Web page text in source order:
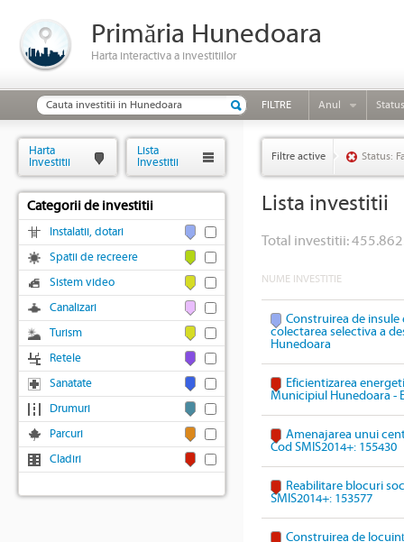
Primăria Hunedoara
Harta interactiva a investitiilor
FILTRE Anul Status
Filtre active Status:
Lista investitii
Total investitii:
NUME INVESTITIE
Construirea de
colectarea selectiva a
Hunedoara
Eficientizarea
Municipiul Hunedoara -
Amenajarea unui
Cod SMIS2014+: 155430
Reabilitare blocuri
SMIS2014+: 153577
Construirea de
Harta
Investitii
Lista
Investitii
Categorii de investitii
Instalatii, dotari
Spatii de recreere
Sistem video
Canalizari
Turism
Retele
Sanatate
Drumuri
Parcuri
Cladiri